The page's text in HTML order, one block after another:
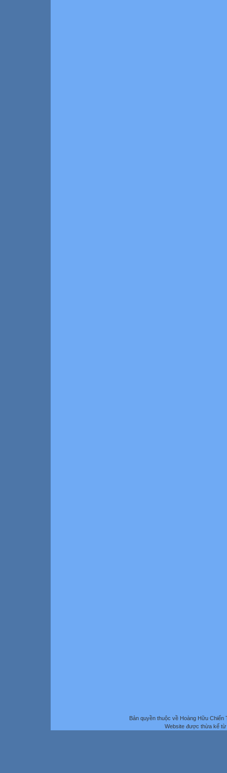
Bản quyền thuộc về Hoàng Hữu
Website được thừa kế từ